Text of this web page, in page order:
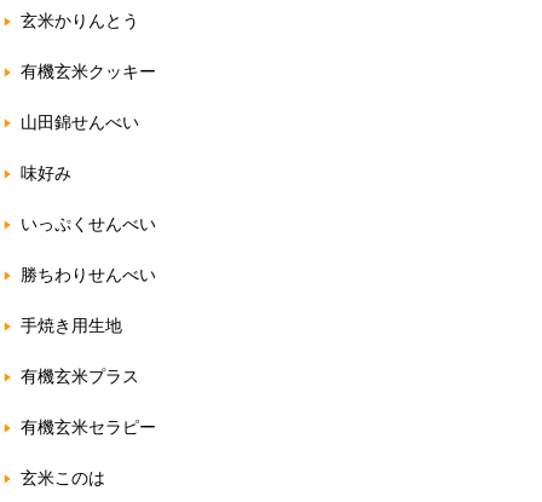
玄米かりんとう
有機玄米クッキー
山田錦せんべい
味好み
いっぷくせんべい
勝ちわりせんべい
手焼き用生地
有機玄米プラス
有機玄米セラピー
玄米このは